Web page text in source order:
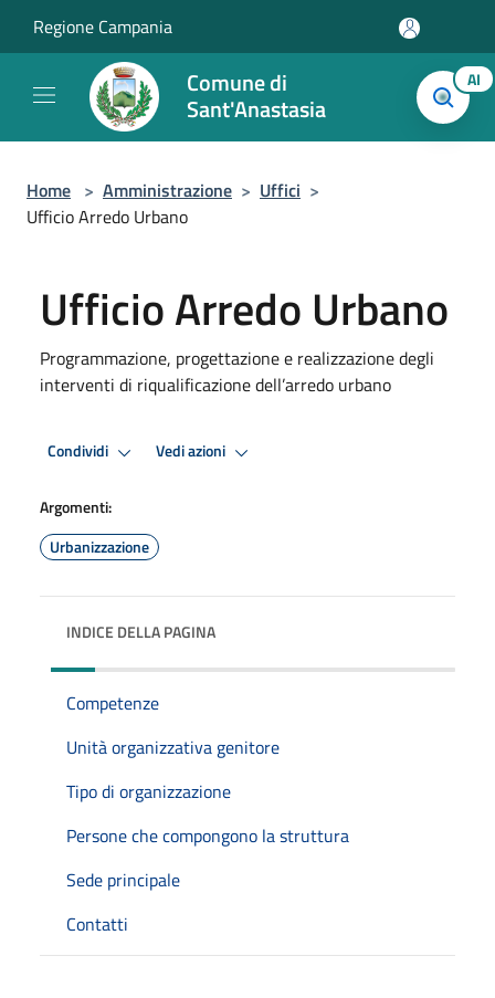
Regione Campania
Comune di
Sant'Anastasia
AI
Home > Amministrazione > Uffici >
Ufficio Arredo Urbano
Ufficio Arredo Urbano
Programmazione, progettazione e realizzazione degli
interventi di riqualificazione dell’arredo urbano
Condividi Vedi azioni
Argomenti:
Urbanizzazione
INDICE DELLA PAGINA
Competenze
Unità organizzativa genitore
Tipo di organizzazione
Persone che compongono la struttura
Sede principale
Contatti